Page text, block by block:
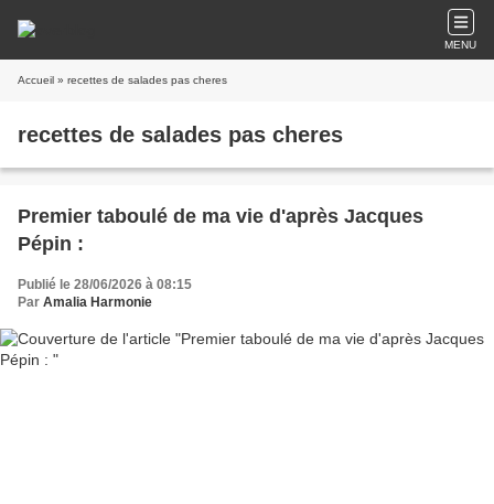
MENU
Accueil » recettes de salades pas cheres
recettes de salades pas cheres
Premier taboulé de ma vie d'après Jacques
Pépin :
Publié le 28/06/2026 à 08:15
Par Amalia Harmonie